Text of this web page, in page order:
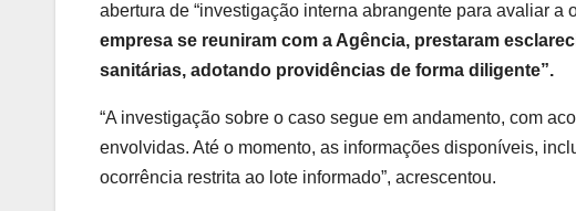
abertura de “investigação interna abrangente para avaliar a
empresa se reuniram com a Agência, prestaram
sanitárias, adotando providências de forma diligente”.
“A investigação sobre o caso segue em andamento, com
envolvidas. Até o momento, as informações disponíveis,
ocorrência restrita ao lote informado”, acrescentou.